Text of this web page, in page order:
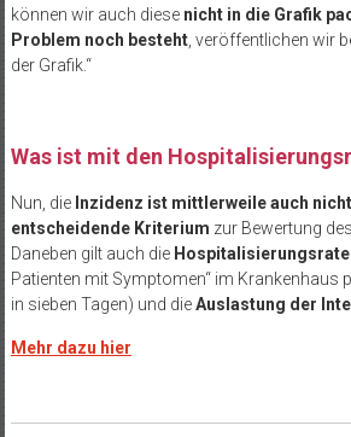
können wir auch diese nicht in die Grafik
Problem noch besteht, veröffentlichen wir
der Grafik.“
Was ist mit den
Nun, die Inzidenz ist mittlerweile auch
entscheidende Kriterium zur Bewertung
Daneben gilt auch die Hospitalisierungsrate
Patienten mit Symptomen“ im Krankenhaus
in sieben Tagen) und dieAuslastung der
Mehr dazu hier